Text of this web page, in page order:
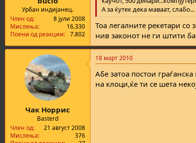
Урбан индијанец.
Член од
8 јули 2008
Мислења
16.330
Поени од реакции
7.802
А за ќутек дека маваат, слабо...
Тоа легалните рекетари
нив законот не ги штити
Чак Норрис
Basterd
Член од
21 август 2008
Мислења
376
18 март 2010
Абе затоа постои
на клоци,ќе ти се шета